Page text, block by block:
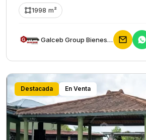
1998 m²
Galceb Group Bienes Raices
Destacada En Venta